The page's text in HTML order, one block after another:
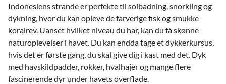
Indonesiens strande er perfekte til solbadning, snorkling og
dykning, hvor du kan opleve de farverige fisk og smukke
koralrev. Uanset hvilket niveau du har, kan du få skønne
naturoplevelser i havet. Du kan endda tage et dykkerkursus,
hvis det er første gang, du skal give dig i kast med det. Dyk
med havskildpadder, rokker, hvalhajer og mange flere
fascinerende dyr under havets overflade.